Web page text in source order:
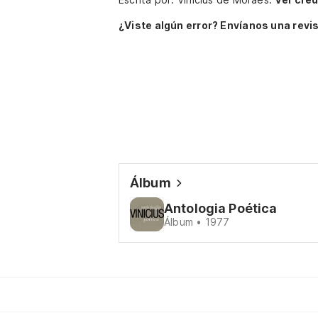
¿Viste algún error? Envíanos una
Álbum
Antologia Poética
Álbum • 1977